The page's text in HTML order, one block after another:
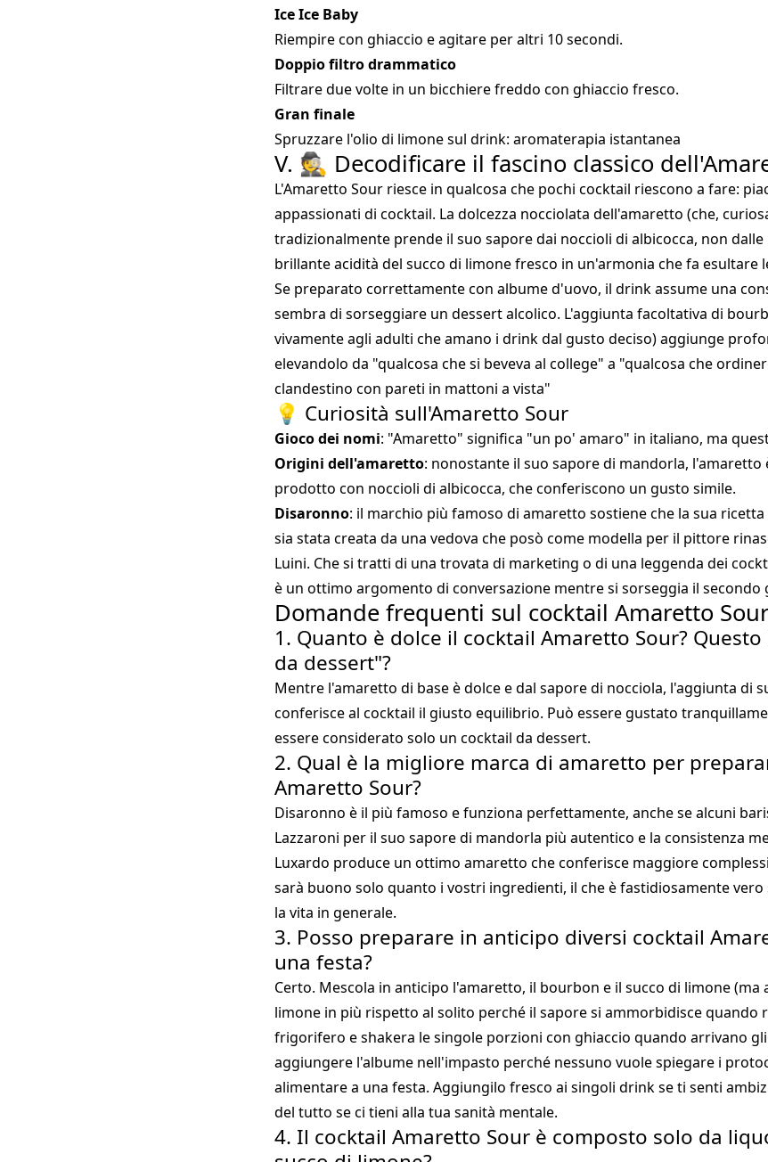
Ice Ice Baby
Riempire con ghiaccio e agitare per altri 10 secondi.
Doppio filtro drammatico
Filtrare due volte in un bicchiere freddo con ghiaccio fresco.
Gran finale
Spruzzare l'olio di limone sul drink: aromaterapia istantanea
V. 🕵️ Decodificare il fascino classico
L'Amaretto Sour riesce in qualcosa che pochi cocktail riescono a fare:
appassionati di cocktail. La dolcezza nocciolata dell'amaretto (che,
tradizionalmente prende il suo sapore dai noccioli di albicocca, non
brillante acidità del succo di limone fresco in un'armonia che fa esultare
Se preparato correttamente con albume d'uovo, il drink assume una
sembra di sorseggiare un dessert alcolico. L'aggiunta facoltativa di
vivamente agli adulti che amano i drink dal gusto deciso) aggiunge
elevandolo da "qualcosa che si beveva al college" a "qualcosa che
clandestino con pareti in mattoni a vista"
💡 Curiosità sull'Amaretto Sour
Gioco dei nomi: "Amaretto" significa "un po' amaro" in italiano, ma
Origini dell'amaretto: nonostante il suo sapore di mandorla,
prodotto con noccioli di albicocca, che conferiscono un gusto simile.
Disaronno: il marchio più famoso di amaretto sostiene che la sua ricetta
sia stata creata da una vedova che posò come modella per il pittore
Luini. Che si tratti di una trovata di marketing o di una leggenda dei
è un ottimo argomento di conversazione mentre si sorseggia il secondo
Domande frequenti sul cocktail Amaretto
1. Quanto è dolce il cocktail Amaretto Sour?
da dessert"?
Mentre l'amaretto di base è dolce e dal sapore di nocciola, l'aggiunta di
conferisce al cocktail il giusto equilibrio. Può essere gustato
essere considerato solo un cocktail da dessert.
2. Qual è la migliore marca di amaretto per
Amaretto Sour?
Disaronno è il più famoso e funziona perfettamente, anche se alcuni
Lazzaroni per il suo sapore di mandorla più autentico e la consistenza
Luxardo produce un ottimo amaretto che conferisce maggiore
sarà buono solo quanto i vostri ingredienti, il che è fastidiosamente
la vita in generale.
3. Posso preparare in anticipo diversi cocktail
una festa?
Certo. Mescola in anticipo l'amaretto, il bourbon e il succo di limone (ma
limone in più rispetto al solito perché il sapore si ammorbidisce quando
frigorifero e shakera le singole porzioni con ghiaccio quando arrivano
aggiungere l'albume nell'impasto perché nessuno vuole spiegare i
alimentare a una festa. Aggiungilo fresco ai singoli drink se ti senti
del tutto se ci tieni alla tua sanità mentale.
4. Il cocktail Amaretto Sour è composto solo da